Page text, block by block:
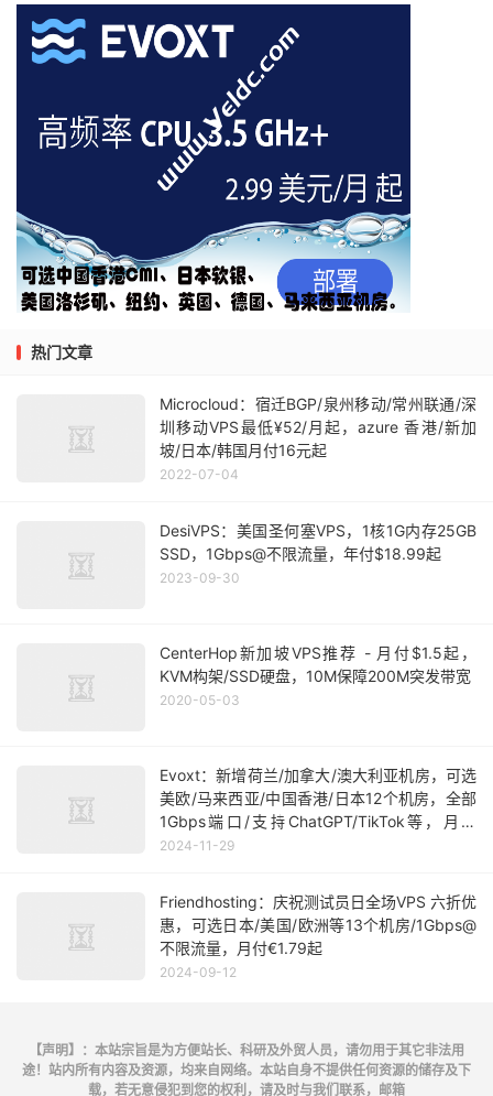
热门文章
Microcloud：宿迁BGP/泉州移动/常州联通/深
圳移动VPS最低¥52/月起，azure 香港/新加
坡/日本/韩国月付16元起
2022-07-04
DesiVPS：美国圣何塞VPS，1核1G内存25GB
SSD，1Gbps@不限流量，年付$18.99起
2023-09-30
CenterHop新加坡VPS推荐 - 月付$1.5起，
KVM构架/SSD硬盘，10M保障200M突发带宽
2020-05-03
Evoxt：新增荷兰/加拿大/澳大利亚机房，可选
美欧/马来西亚/中国香港/日本12个机房，全部
1Gbps端口/支持ChatGPT/TikTok等，月付
$2.84起
2024-11-29
Friendhosting：庆祝测试员日全场VPS 六折优
惠，可选日本/美国/欧洲等13个机房/1Gbps@
不限流量，月付€1.79起
2024-09-12
【声明】：本站宗旨是为方便站长、科研及外贸人员，请勿用于其它非法用
途！站内所有内容及资源，均来自网络。本站自身不提供任何资源的储存及下
载，若无意侵犯到您的权利，请及时与我们联系，邮箱